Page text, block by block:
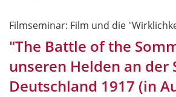
Filmseminar: Film und die
"The Battle of the
unseren Helden an der
Deutschland 1917 (in